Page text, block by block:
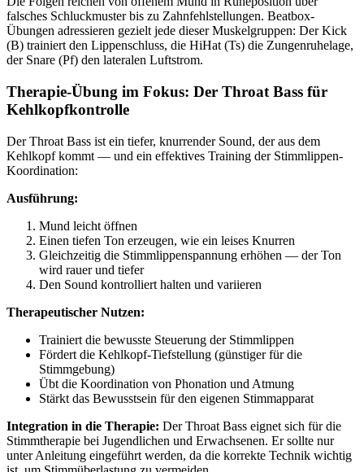
falsches Schluckmuster bis zu Zahnfehlstellungen. Beatbox-
Übungen adressieren gezielt jede dieser Muskelgruppen: Der Kick
(B) trainiert den Lippenschluss, die HiHat (Ts) die Zungenruhelage,
der Snare (Pf) den lateralen Luftstrom.
Therapie-Übung im Fokus: Der Throat Bass für
Kehlkopfkontrolle
Der Throat Bass ist ein tiefer, knurrender Sound, der aus dem
Kehlkopf kommt — und ein effektives Training der Stimmlippen-
Koordination:
Ausführung:
Mund leicht öffnen
Einen tiefen Ton erzeugen, wie ein leises Knurren
Gleichzeitig die Stimmlippenspannung erhöhen — der Ton
wird rauer und tiefer
Den Sound kontrolliert halten und variieren
Therapeutischer Nutzen:
Trainiert die bewusste Steuerung der Stimmlippen
Fördert die Kehlkopf-Tiefstellung (günstiger für die
Stimmgebung)
Übt die Koordination von Phonation und Atmung
Stärkt das Bewusstsein für den eigenen Stimmapparat
Integration in die Therapie: Der Throat Bass eignet sich für die
Stimmtherapie bei Jugendlichen und Erwachsenen. Er sollte nur
unter Anleitung eingeführt werden, da die korrekte Technik wichtig